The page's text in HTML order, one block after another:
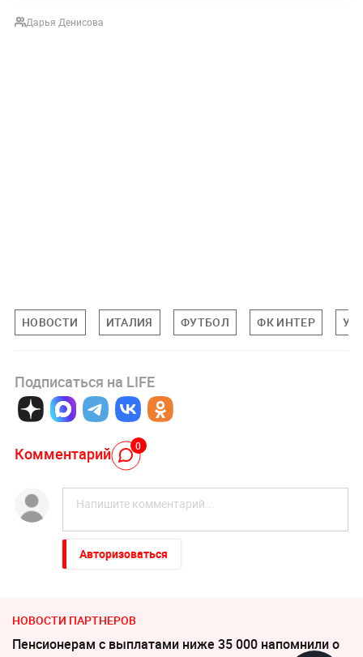
Дарья Денисова
НОВОСТИ ИТАЛИЯ ФУТБОЛ ФК ИНТЕР
Подписаться на LIFE
Комментарий 0
Авторизоваться
НОВОСТИ ПАРТНЕРОВ
Пенсионерам с выплатами ниже 35 000 напомнили о